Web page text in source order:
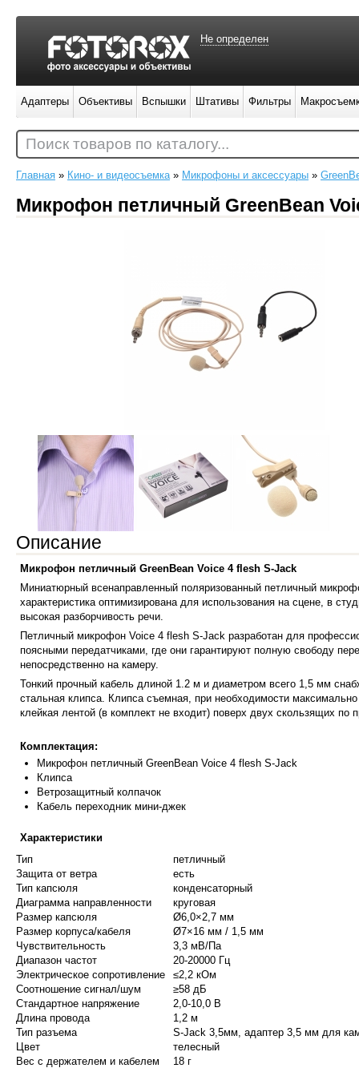
Главная » Кино- и видеосъемка» Микрофоны и аксессуары »
Микрофон петличный GreenBean
Описание
Микрофон петличный GreenBean Voice 4 flesh S-Jack
Миниатюрный всенаправленный поляризованный петличный
характеристика оптимизирована для использования на сцене, в
высокая разборчивость речи.
Петличный микрофон Voice 4 flesh S-Jack разработан для
поясными передатчиками, где они гарантируют полную свободу
непосредственно на камеру.
Тонкий прочный кабель длиной 1.2 м и диаметром всего 1,5 мм
стальная клипса. Клипса съемная, при необходимости
клейкая лентой (в комплект не входит) поверх двух скользящих
Комплектация:
Микрофон петличный GreenBean Voice 4 flesh S-Jack
Клипса
Ветрозащитный колпачок
Кабель переходник мини-джек
Характеристики
Тип
петличный
Защита от ветра
есть
Тип капсюля
конденсаторный
Диаграмма направленности
круговая
Размер капсюля
Ø6,0×2,7 мм
Размер корпуса/кабеля
Ø7×16 мм / 1,5 мм
Чувствительность
3,3 мВ/Па
Диапазон частот
20-20000 Гц
Электрическое сопротивление
≤2,2 кОм
Соотношение сигнал/шум
≥58 дБ
Стандартное напряжение
2,0-10,0 В
Длина провода
1,2 м
Тип разъема
S-Jack 3,5мм, адаптер 3,5 мм для
Цвет
телесный
Вес с держателем и кабелем
18 г
Не определен
Адаптеры Объективы Вспышки Штативы Фильтры
Поиск товаров по каталогу...